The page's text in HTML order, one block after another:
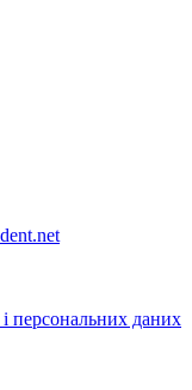
і персональних даних